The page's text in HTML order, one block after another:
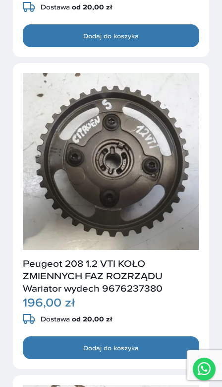
Dostawa od 20,00 zł
Dodaj do koszyka
Peugeot 208 1.2 VTI KOŁO
ZMIENNYCH FAZ ROZRZĄDU
Wariator wydech 9676237380
196,00 zł
Dostawa od 20,00 zł
Dodaj do koszyka